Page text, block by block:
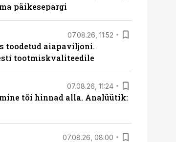
päikesepargi
07.08.26, 11:52
toodetud aiapaviljoni.
tootmiskvaliteedile
07.08.26, 11:24
tõi hinnad alla. Analüütik:
07.08.26, 08:00